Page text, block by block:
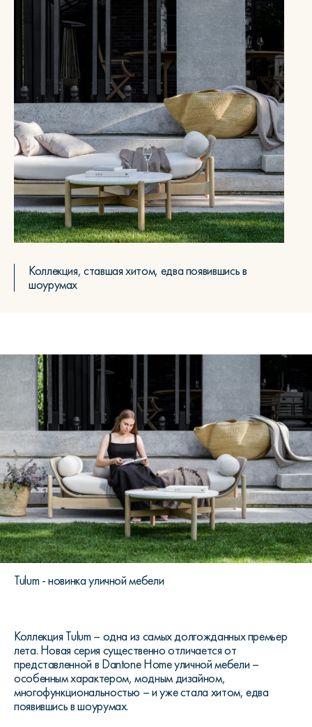
Коллекция, ставшая хитом, едва появившись в
шоурумах
Tulum - новинка уличной мебели
Коллекция Tulum – одна из самых долгожданных премьер
лета. Новая серия существенно отличается от
представленной в Dantone Homeуличной мебели –
особенным характером, модным дизайном,
многофункциональностью – и уже стала хитом, едва
появившись в шоурумах.